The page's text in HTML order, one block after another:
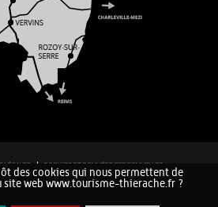
LÉGALES
COOKIES ET DONNÉES PERSONNELLES
des cookies qui nous permettent de
site web www.tourisme-thierache.fr ?